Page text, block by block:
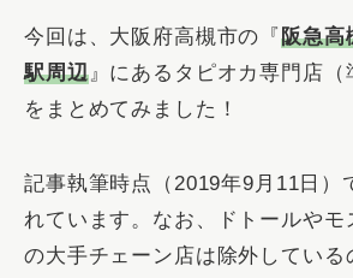
今回は、大阪府高槻市の『阪急高
駅周辺』にあるタピオカ専門店（
をまとめてみました！
記事執筆時点（2019年9月11日）
れています。なお、ドトールやモ
の大手チェーン店は除外している